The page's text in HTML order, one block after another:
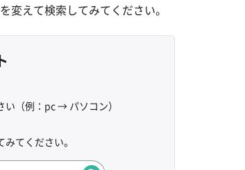
変えて検索してみてください。
い （例：pc → パソコン）
みてください。